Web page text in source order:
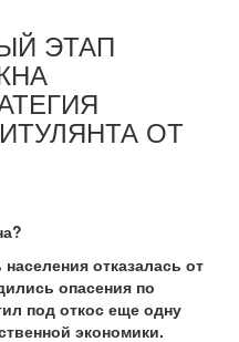
ЭТАП
ОТ
отказалась от
опасения по
под откос еще одну
экономики.